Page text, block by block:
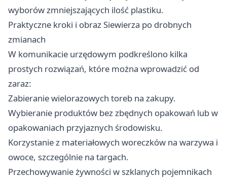
wyborów zmniejszających ilość plastiku.
Praktyczne kroki i obraz Siewierza po drobnych
zmianach
W komunikacie urzędowym podkreślono kilka
prostych rozwiązań, które można wprowadzić od
zaraz:
Zabieranie wielorazowych toreb na zakupy.
Wybieranie produktów bez zbędnych opakowań lub w
opakowaniach przyjaznych środowisku.
Korzystanie z materiałowych woreczków na warzywa i
owoce, szczególnie na targach.
Przechowywanie żywności w szklanych pojemnikach